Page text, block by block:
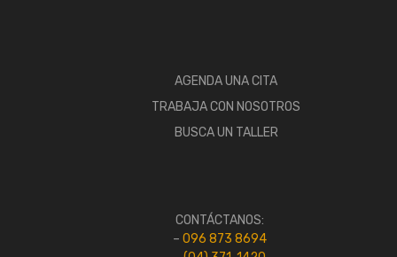
AGENDA UNA CITA
TRABAJA CON NOSOTROS
BUSCA UN TALLER
CONTÁCTANOS:
– 096 873 8694